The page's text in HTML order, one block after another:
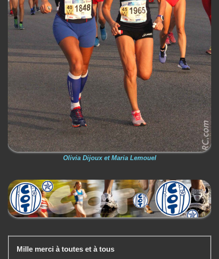
Olivia Dijoux et Maria Lemouel
Mille merci à toutes et à tous